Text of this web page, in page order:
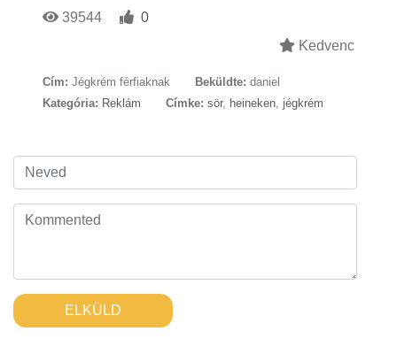
39544
0
Kedvenc
Cím: Jégkrém férfiaknak Beküldte: daniel
Kategória: Reklám Címke: sör, heineken jégkrém
ELKÜLD